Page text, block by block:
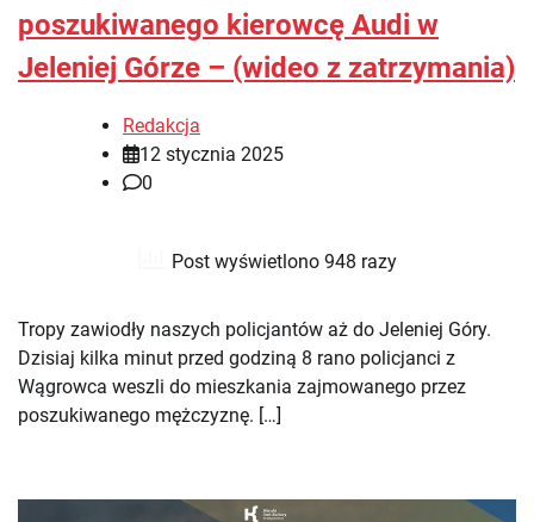
poszukiwanego kierowcę Audi w
Jeleniej Górze – (wideo z zatrzymania)
Redakcja
12 stycznia 2025
0
Post wyświetlono 948 razy
Tropy zawiodły naszych policjantów aż do Jeleniej Góry.
Dzisiaj kilka minut przed godziną 8 rano policjanci z
Wągrowca weszli do mieszkania zajmowanego przez
poszukiwanego mężczyznę. […]